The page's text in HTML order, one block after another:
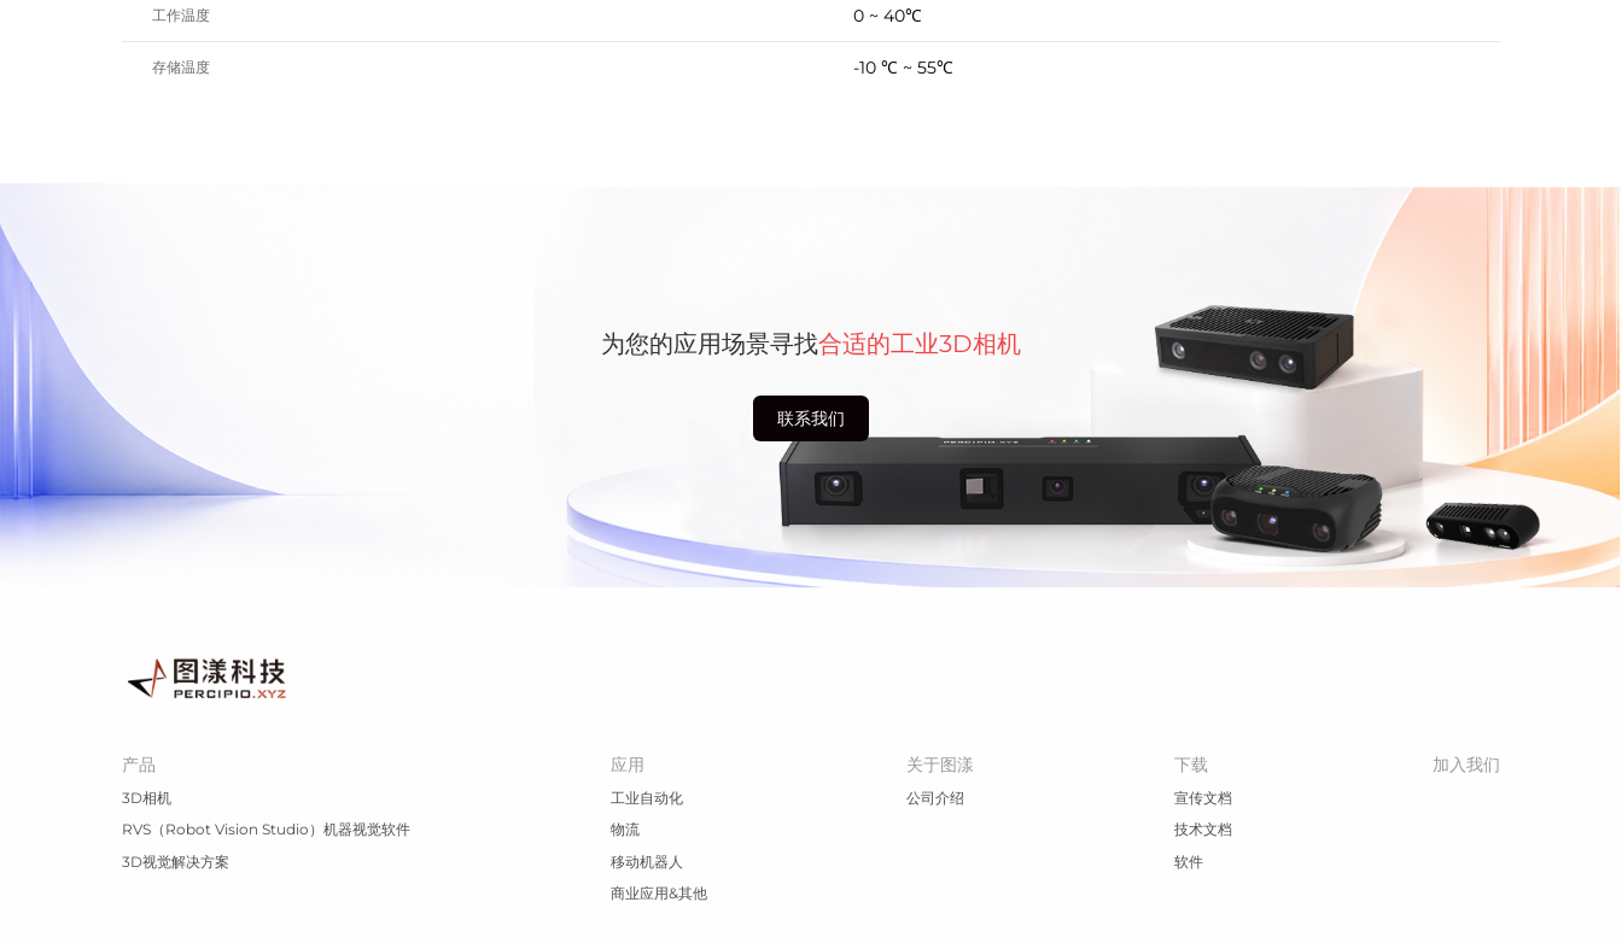
工作温度 0 ~ 40℃
存储温度 -10 ℃ ~ 55℃
为您的应用场景寻找合适的工业3D相机
联系我们
产品
3D相机
RVS（Robot Vision Studio）机器视觉软件
3D视觉解决方案
应用
工业自动化
物流
移动机器人
商业应用&其他
关于图漾
公司介绍
下载
宣传文档
技术文档
软件
加入我们